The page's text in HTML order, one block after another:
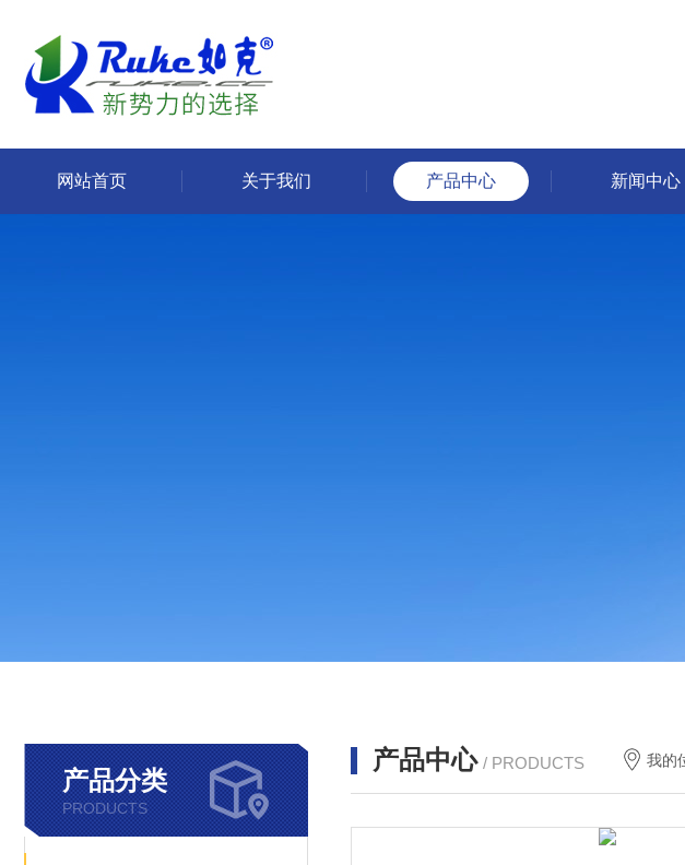
网站首页 关于我们 产品中心 新闻中心
产品分类
PRODUCTS
产品中心 / PRODUCTS 我的